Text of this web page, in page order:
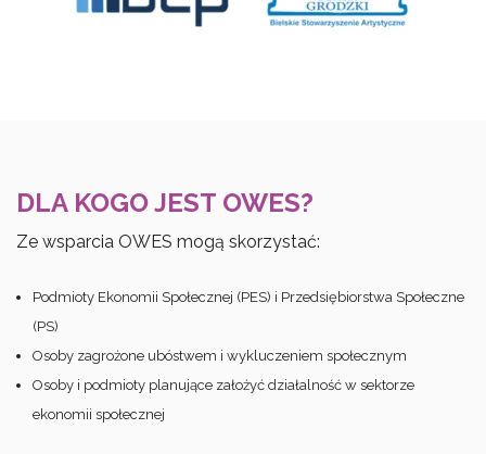
DLA KOGO JEST OWES?
Ze wsparcia OWES mogą skorzystać:
Podmioty Ekonomii Społecznej (PES) i Przedsiębiorstwa Społeczne
(PS)
Osoby zagrożone ubóstwem i wykluczeniem społecznym
Osoby i podmioty planujące założyć działalność w sektorze
ekonomii społecznej